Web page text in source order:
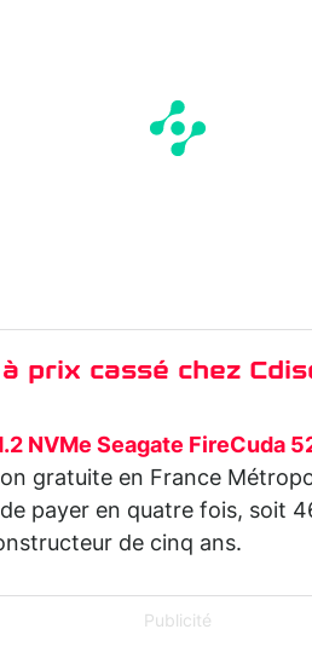
prix cassé chez
NVMe Seagate FireCuda
gratuite en France
payer en quatre fois, soit
de cinq ans.
Publicité